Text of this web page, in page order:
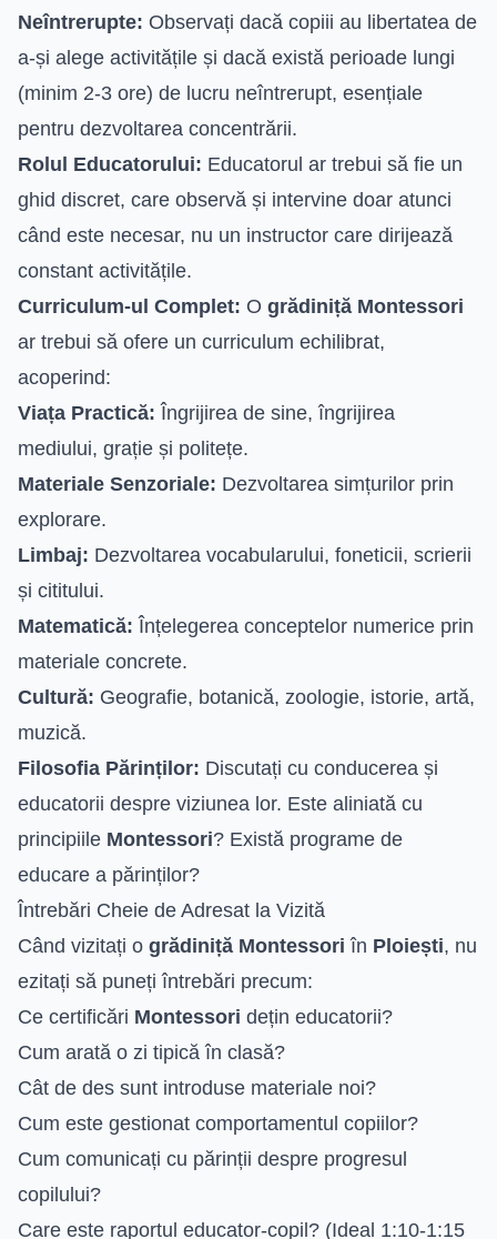
Neîntrerupte: Observați dacă copiii au libertatea de
a-și alege activitățile și dacă există perioade lungi
(minim 2-3 ore) de lucru neîntrerupt, esențiale
pentru dezvoltarea concentrării.
Rolul Educatorului: Educatorul ar trebui să fie un
ghid discret, care observă și intervine doar atunci
când este necesar, nu un instructor care dirijează
constant activitățile.
Curriculum-ul Complet: O grădiniță Montessori
ar trebui să ofere un curriculum echilibrat,
acoperind:
Viața Practică: Îngrijirea de sine, îngrijirea
mediului, grație și politețe.
Materiale Senzoriale: Dezvoltarea simțurilor prin
explorare.
Limbaj: Dezvoltarea vocabularului, foneticii, scrierii
și cititului.
Matematică: Înțelegerea conceptelor numerice prin
materiale concrete.
Cultură: Geografie, botanică, zoologie, istorie, artă,
muzică.
Filosofia Părinților: Discutați cu conducerea și
educatorii despre viziunea lor. Este aliniată cu
principiile Montessori? Există programe de
educare a părinților?
Întrebări Cheie de Adresat la Vizită
Când vizitați o grădiniță Montessori în Ploiești, nu
ezitați să puneți întrebări precum:
Ce certificări Montessori dețin educatorii?
Cum arată o zi tipică în clasă?
Cât de des sunt introduse materiale noi?
Cum este gestionat comportamentul copiilor?
Cum comunicați cu părinții despre progresul
copilului?
Care este raportul educator-copil? (Ideal 1:10-1:15